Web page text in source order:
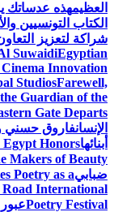
العظيمهذه عدساتك
الكتاب التونسيين
شراكة لتعزيز
SuwaidiEgyptian
Innovation
StudiosFarewell,
Guardian of the
Gate Departs
الإنسانفاروق حسني
أبنائهاHonors
Makers of Beauty
ضبابيPoetry as a
Road International
Poetry Festival